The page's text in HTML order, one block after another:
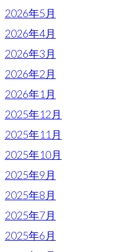
2026年5月
2026年4月
2026年3月
2026年2月
2026年1月
2025年12月
2025年11月
2025年10月
2025年9月
2025年8月
2025年7月
2025年6月